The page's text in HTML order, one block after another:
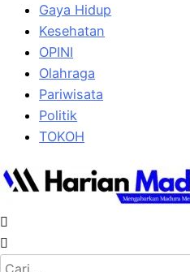
Gaya Hidup
Kesehatan
OPINI
Olahraga
Pariwisata
Politik
TOKOH
Cari